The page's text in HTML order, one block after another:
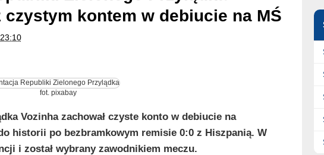
kontem w debiucie na MŚ
fot. pixabay
Vozinha zachował czyste konto w debiucie na
historii po bezbramkowym remisie 0:0 z Hiszpanią. W
i został wybrany zawodnikiem meczu.